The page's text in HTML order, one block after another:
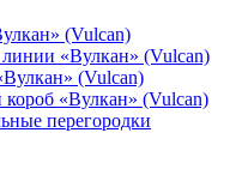
(Vulcan)
«Вулкан» (Vulcan)
(Vulcan)
«Вулкан» (Vulcan)
перегородки